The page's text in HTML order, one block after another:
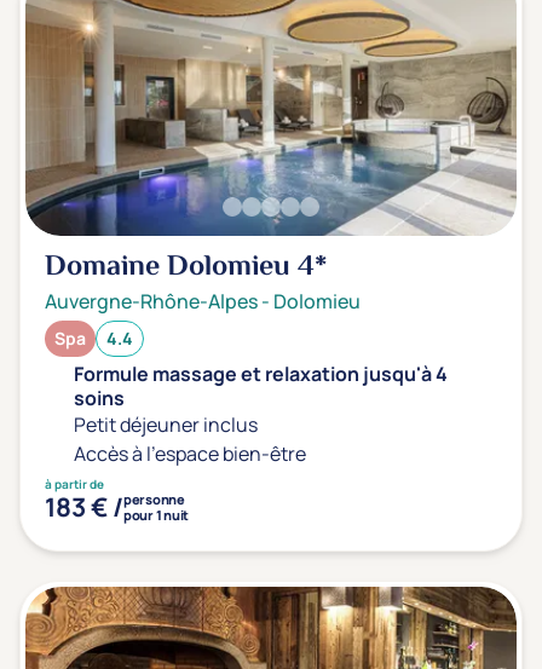
Transports & hébergement
Soins sans hébergement
(0)
Offre séjour + vol inclus
(0)
Domaine Dolomieu4*
Auvergne-Rhône-Alpes- Dolomieu
Spa 4.4
Formule massage et relaxation jusqu'à 4
soins
Petit déjeuner inclus
Accès à l'espace bien-être
à partir de
183 € /personne
pour 1 nuit